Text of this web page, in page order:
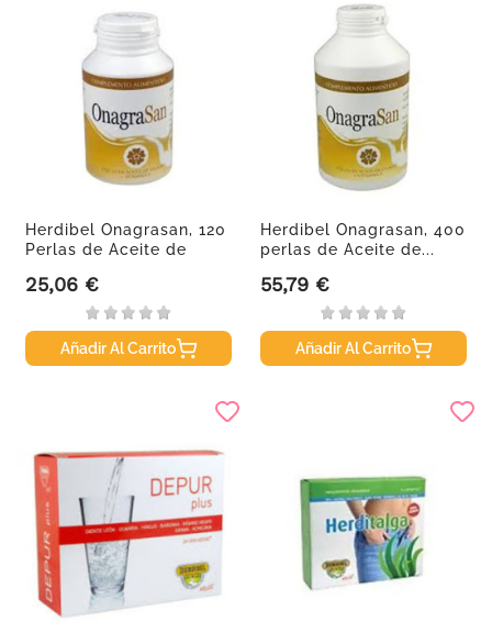
Herdibel Onagrasan, 120
Perlas de Aceite de
Precio
25,06 €
Añadir Al Carrito
Herdibel Onagrasan, 400
perlas de Aceite de...
Precio
55,79 €
Añadir Al Carrito